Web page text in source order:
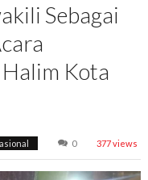
Sebagai
Kota
0 377 views